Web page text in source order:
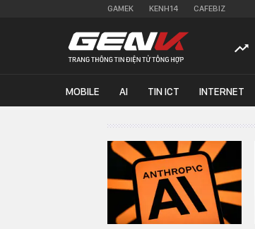
GAMEK KENH14 CAFEBIZ
MOBILE AI TIN ICT INTERNET